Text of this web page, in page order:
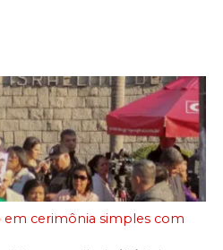
em cerimônia simples com